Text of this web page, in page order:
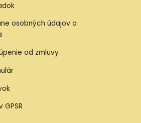
osobných údajov a
od zmluvy